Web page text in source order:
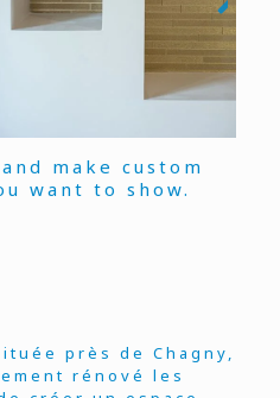
make custom
want to show.
près de Chagny,
rénové les